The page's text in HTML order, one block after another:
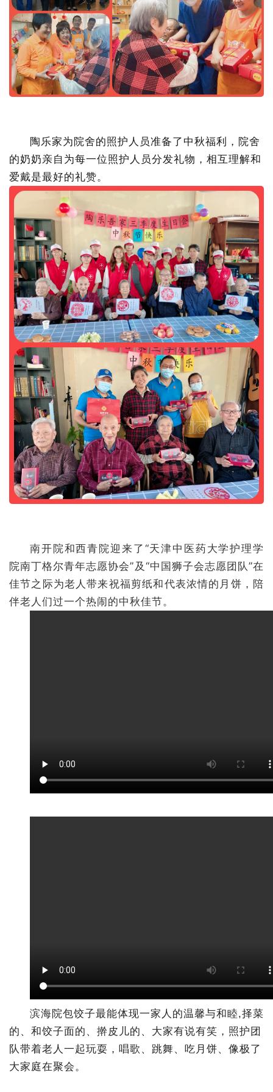
陶乐家为院舍的照护人员准备了中秋福利，院舍
的奶奶亲自为每一位照护人员分发礼物，相互理解和
爱戴是最好的礼赞。
南开院和西青院迎来了“天津中医药大学护理学
院南丁格尔青年志愿协会”及“中国狮子会志愿团队”在
佳节之际为老人带来祝福剪纸和代表浓情的月饼，陪
伴老人们过一个热闹的中秋佳节。
滨海院包饺子最能体现一家人的温馨与和睦,择菜
的、和饺子面的、擀皮儿的、大家有说有笑，照护团
队带着老人一起玩耍，唱歌、跳舞、吃月饼、像极了
大家庭在聚会。